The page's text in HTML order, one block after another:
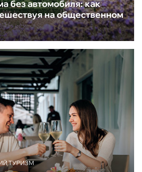
без автомобиля: как
на общественном
ТУРИЗМ